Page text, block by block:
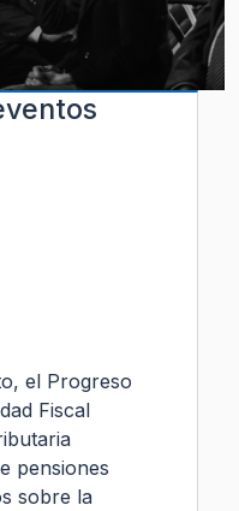
el Progreso
Fiscal
pensiones
sobre la